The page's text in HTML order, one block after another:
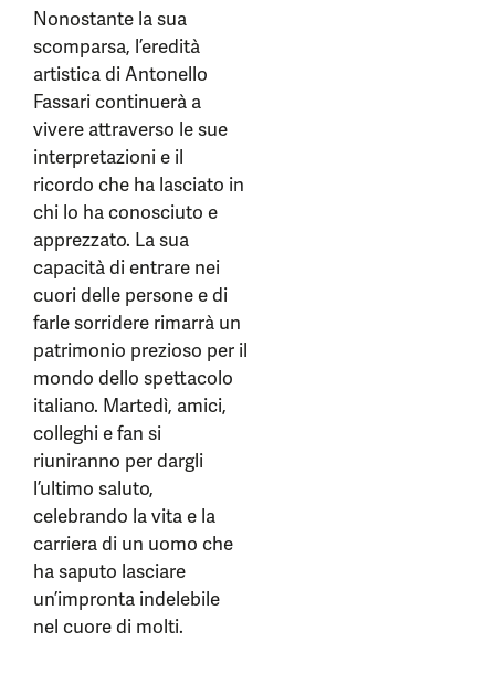
Nonostante la sua
scomparsa, l’eredità
artistica di Antonello
Fassari continuerà a
vivere attraverso le sue
interpretazioni e il
ricordo che ha lasciato in
chi lo ha conosciuto e
apprezzato. La sua
capacità di entrare nei
cuori delle persone e di
farle sorridere rimarrà un
patrimonio prezioso per il
mondo dello spettacolo
italiano. Martedì, amici,
colleghi e fan si
riuniranno per dargli
l’ultimo saluto,
celebrando la vita e la
carriera di un uomo che
ha saputo lasciare
un’impronta indelebile
nel cuore di molti.